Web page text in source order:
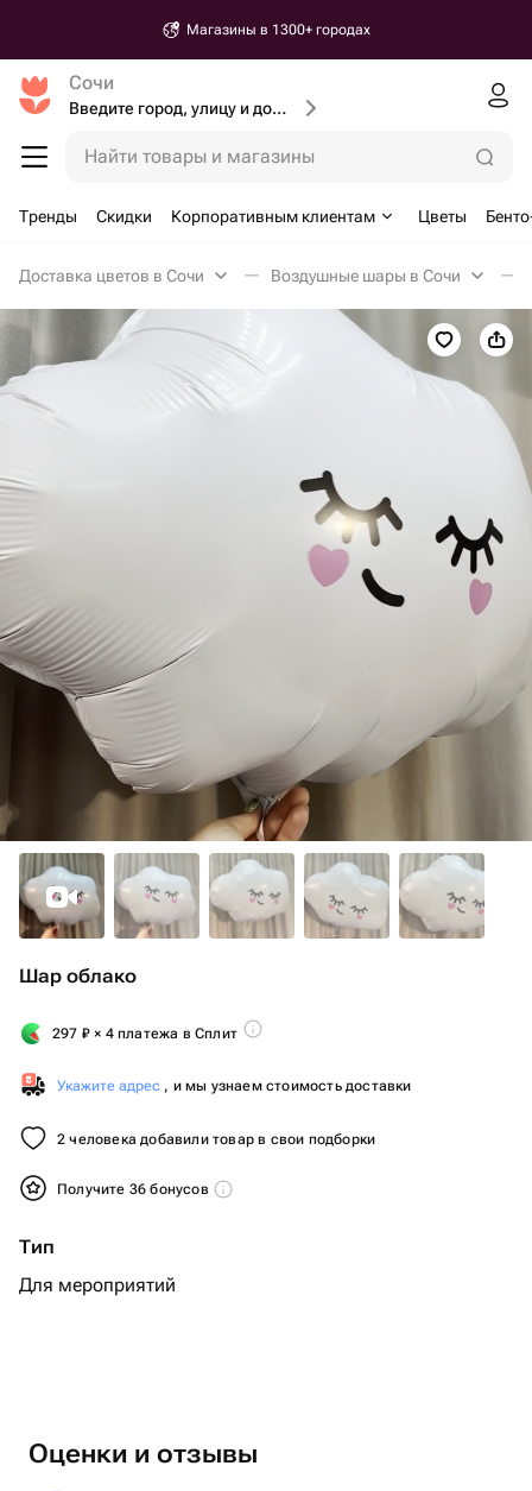
Магазины в 1300+ городах
Сочи
Введите город, улицу и дом доставки
Найти товары и магазины
Тренды Скидки Корпоративным клиентам Цветы
Доставка цветов в Сочи Воздушные шары в Сочи
Шар облако
297 ₽ × 4 платежа в Сплит
Укажите адрес , и мы узнаем стоимость доставки
2 человека добавили товар в свои подборки
Получите 36 бонусов
Тип
Для мероприятий
Оценки и отзывы